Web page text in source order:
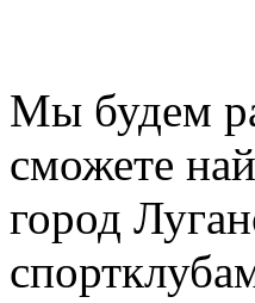
Мы будем
сможете
город